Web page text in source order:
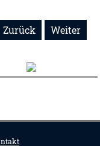
Zurück Weiter